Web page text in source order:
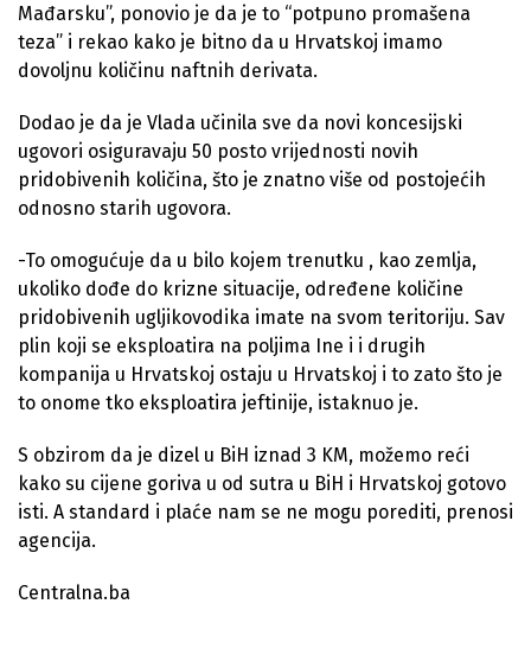
Mađarsku”, ponovio je da je to “potpuno promašena
teza” i rekao kako je bitno da u Hrvatskoj imamo
dovoljnu količinu naftnih derivata.
Dodao je da je Vlada učinila sve da novi koncesijski
ugovori osiguravaju 50 posto vrijednosti novih
pridobivenih količina, što je znatno više od postojećih
odnosno starih ugovora.
-To omogućuje da u bilo kojem trenutku , kao zemlja,
ukoliko dođe do krizne situacije, određene količine
pridobivenih ugljikovodika imate na svom teritoriju. Sav
plin koji se eksploatira na poljima Ine i i drugih
kompanija u Hrvatskoj ostaju u Hrvatskoj i to zato što je
to onome tko eksploatira jeftinije, istaknuo je.
S obzirom da je dizel u BiH iznad 3 KM, možemo reći
kako su cijene goriva u od sutra u BiH i Hrvatskoj gotovo
isti. A standard i plaće nam se ne mogu porediti, prenosi
agencija.
Centralna.ba